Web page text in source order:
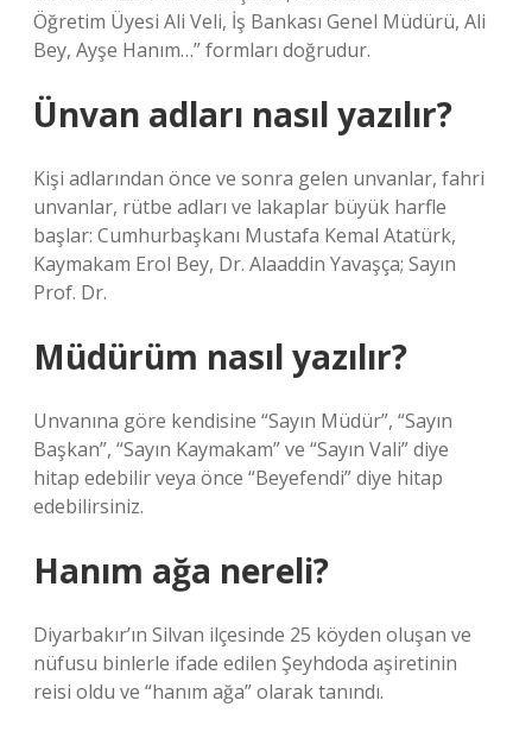
Öğretim Üyesi Ali Veli, İş Bankası Genel Müdürü, Ali
Bey, Ayşe Hanım…” formları doğrudur.
Ünvan adları nasıl yazılır?
Kişi adlarından önce ve sonra gelen unvanlar, fahri
unvanlar, rütbe adları ve lakaplar büyük harfle
başlar: Cumhurbaşkanı Mustafa Kemal Atatürk,
Kaymakam Erol Bey, Dr. Alaaddin Yavaşça; Sayın
Prof. Dr.
Müdürüm nasıl yazılır?
Unvanına göre kendisine “Sayın Müdür”, “Sayın
Başkan”, “Sayın Kaymakam” ve “Sayın Vali” diye
hitap edebilir veya önce “Beyefendi” diye hitap
edebilirsiniz.
Hanım ağa nereli?
Diyarbakır’ın Silvan ilçesinde 25 köyden oluşan ve
nüfusu binlerle ifade edilen Şeyhdoda aşiretinin
reisi oldu ve “hanım ağa” olarak tanındı.